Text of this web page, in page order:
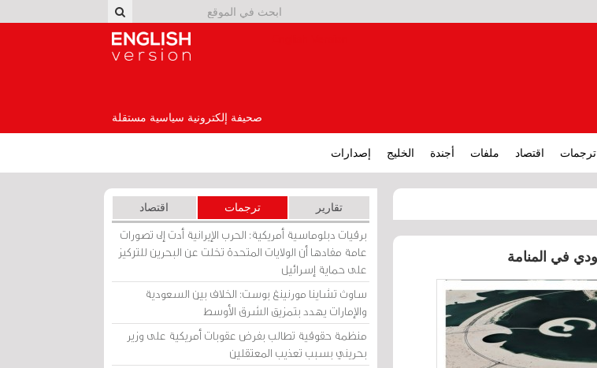
صحيفة إلكترونية سياسية مستقلة
ترجمات اقتصاد ملفات أجندة الخليج إصدارات
تقارير ترجمات اقتصاد
برقيات دبلوماسية أمريكية: الحرب الإيرانية أدت إلى تصورات
عامة مفادها أن الولايات المتحدة تخلت عن البحرين للتركيز
على حماية إسرائيل
ساوث تشاينا مورنينغ بوست: الخلاف بين السعودية
والإمارات يهدد بتمزيق الشرق الأوسط
منظمة حقوقية تطالب بفرض عقوبات أمريكية على وزير
بحريني بسبب تعذيب المعتقلين